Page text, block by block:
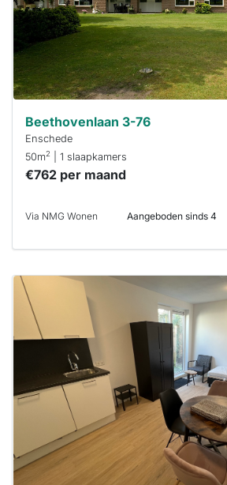
Stekkies helpt
je hierbij!
Beethovenlaan 3-76
Enschede
50m2 | 1 slaapkamers
€762 per maand
Via NMG Wonen Aangeboden sinds 4
Deze woning
waarschijnlijk
al verhuurd
Om kans te
maken moet je
binnen 15
minuten
reageren.
Stekkies helpt
je hierbij!